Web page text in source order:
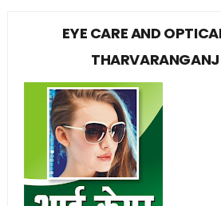
EYE CARE AND
THARVARANGANJ